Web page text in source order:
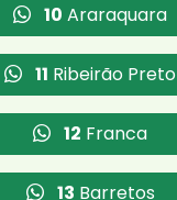
10 Araraquara
11 Ribeirão Preto
12 Franca
13 Barretos